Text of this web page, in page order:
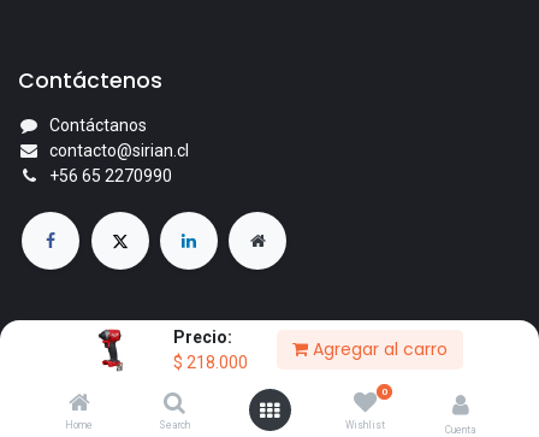
Precio:
$ 218.000
Agregar al carro
Home Search
0
Wishlist Cuenta
Contáctenos
Contáctanos
contacto@sirian.cl
+56 65 2270990
© 2026 Comercial Sirian Ltda. Todos los derechos reservados.
Comercio electrónico de
código abierto